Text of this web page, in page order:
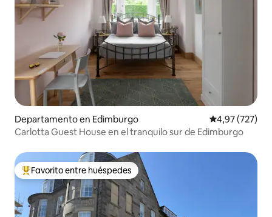
Departamento en Edimburgo Calificación
4,97 (727)
Carlotta Guest House en el tranquilo sur de Edimburgo
Favorito entre los huéspedes más destacados
Favorito entre huéspedes